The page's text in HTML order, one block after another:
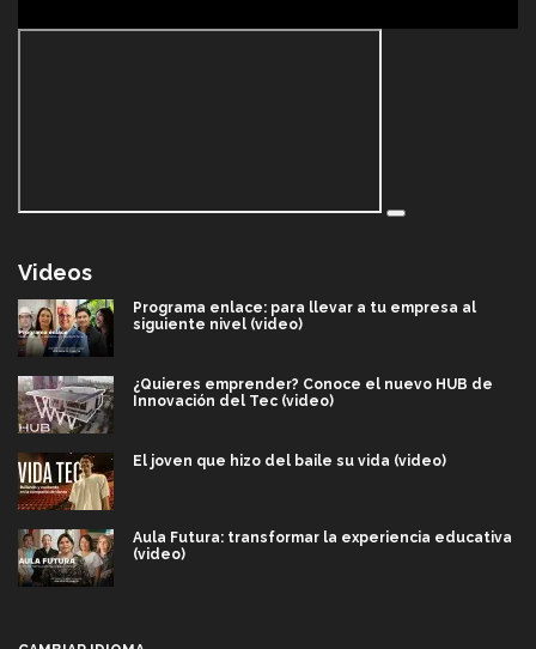
Videos
Programa enlace: para llevar a tu empresa al
siguiente nivel (video)
¿Quieres emprender? Conoce el nuevo HUB de
Innovación del Tec (video)
El joven que hizo del baile su vida (video)
Aula Futura: transformar la experiencia educativa
(video)